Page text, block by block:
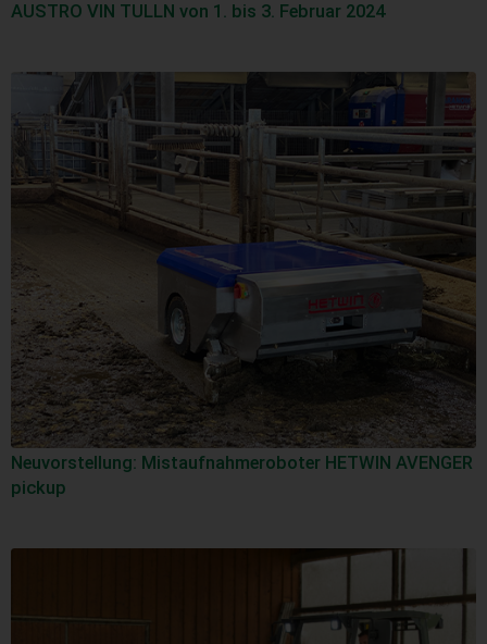
AUSTRO VIN TULLN von 1. bis 3. Februar 2024
Neuvorstellung: Mistaufnahmeroboter HETWIN AVENGER
pickup